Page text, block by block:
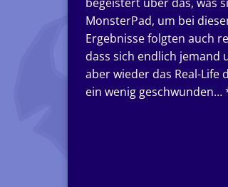
MonsterPad, um bei
Ergebnisse folgten auch
dass sich endlich jemand
aber wieder das Real-
ein wenig